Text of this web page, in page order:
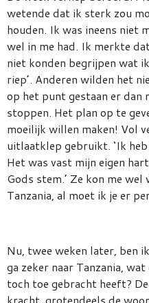
wetende dat ik sterk zou
houden. Ik was ineens niet
wel in me had. Ik merkte
niet konden begrijpen wat
riep’. Anderen wilden het
op het punt gestaan er dan
stoppen. Het plan op te
moeilijk willen maken! Vol
uitlaatklep gebruikt. ‘Ik
Het was vast mijn eigen
Gods stem.’ Ze kon me wel
Tanzania, al moet ik je er
Nu, twee weken later, ben
ga zeker naar Tanzania,
toch toe gebracht heeft?
kracht, grotendeels de